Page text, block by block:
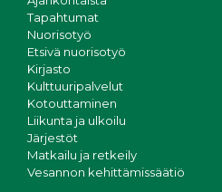
Tapahtumat
Nuorisotyö
Etsivä nuorisotyö
Kirjasto
Kulttuuripalvelut
Kotouttaminen
Liikunta ja ulkoilu
Järjestöt
Matkailu ja retkeily
Vesannon kehittämissäätiö